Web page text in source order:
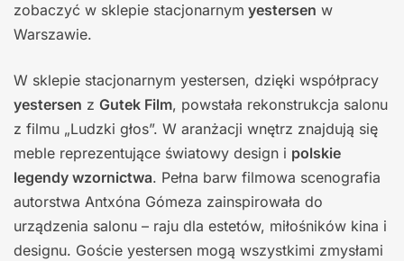
zobaczyć w sklepie stacjonarnym yestersen w
Warszawie.
W sklepie stacjonarnym yestersen, dzięki współpracy
yestersen z Gutek Film, powstała rekonstrukcja salonu
z filmu „Ludzki głos”. W aranżacji wnętrz znajdują się
meble reprezentujące światowy design i polskie
legendy wzornictwa. Pełna barw filmowa scenografia
autorstwa Antxóna Gómeza zainspirowała do
urządzenia salonu – raju dla estetów, miłośników kina i
designu. Goście yestersen mogą wszystkimi zmysłami